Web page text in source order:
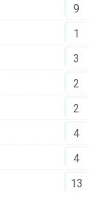
9
1
3
2
2
4
4
13